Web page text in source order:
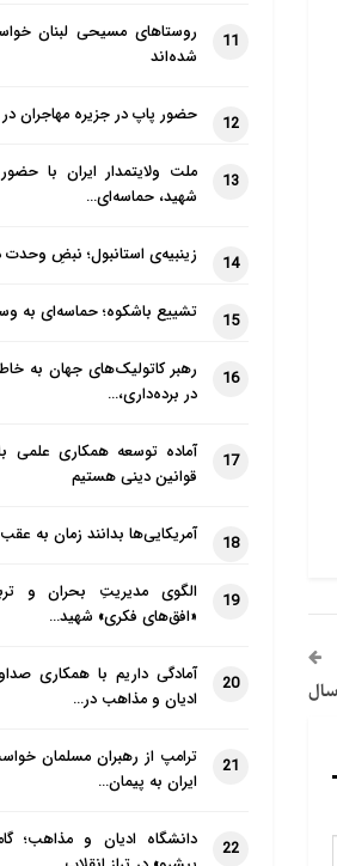
11
روستاهای مسیحی لبنان
شده‌اند
12 حضور پاپ در جزیره مهاجران در
13
ملت ولایتمدار ایران با
شهید، حماسه‌ای…
14 زینبیه‌ی استانبول؛ نبضِ
15 تشییع باشکوه؛ حماسه‌ای به
16
رهبر کاتولیک‌های جهان به
در برده‌داری،…
17
آماده توسعه همکاری علمی
قوانین دینی هستیم
18 آمریکایی‌ها بدانند زمان به
19
الگوی مدیریتِ بحران و
«افق‌های فکری» شهید…
20
آمادگی داریم با همکاری
ادیان و مذاهب در…
21
ترامپ از رهبران مسلمان
ایران به پیمان…
22
دانشگاه ادیان و مذاهب؛